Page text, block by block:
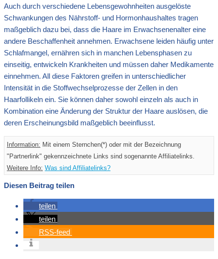
Auch durch verschiedene Lebensgewohnheiten ausgelöste
Schwankungen des Nährstoff- und Hormonhaushaltes tragen
maßgeblich dazu bei, dass die Haare im Erwachsenenalter eine
andere Beschaffenheit annehmen. Erwachsene leiden häufig unter
Schlafmangel, ernähren sich in manchen Lebensphasen zu
einseitig, entwickeln Krankheiten und müssen daher Medikamente
einnehmen. All diese Faktoren greifen in unterschiedlicher
Intensität in die Stoffwechselprozesse der Zellen in den
Haarfollikeln ein. Sie können daher sowohl einzeln als auch in
Kombination eine Änderung der Struktur der Haare auslösen, die
deren Erscheinungsbild maßgeblich beeinflusst.
Information: Mit einem Sternchen(*) oder mit der Bezeichnung
"Partnerlink" gekennzeichnete Links sind sogenannte Affiliatelinks.
Weitere Info: Was sind Affiliatelinks?
Diesen Beitrag teilen
teilen
teilen
RSS-feed